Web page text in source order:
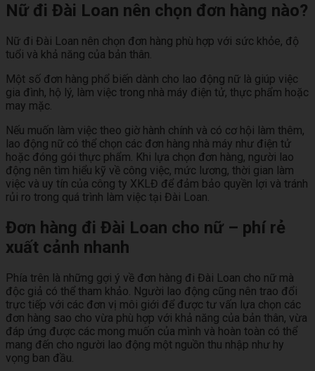
Nữ đi Đài Loan nên chọn đơn hàng nào?
Nữ đi Đài Loan nên chọn đơn hàng phù hợp với sức khỏe, độ
tuổi và khả năng của bản thân.
Một số đơn hàng phổ biến dành cho lao động nữ là giúp việc
gia đình, hộ lý, làm việc trong nhà máy điện tử, thực phẩm hoặc
may mặc.
Nếu muốn làm việc theo giờ hành chính và có cơ hội làm thêm,
lao động nữ có thể chọn các đơn hàng nhà máy như điện tử
hoặc đóng gói thực phẩm. Khi lựa chọn đơn hàng, người lao
động nên tìm hiểu kỹ về công việc, mức lương, thời gian làm
việc và uy tín của công ty XKLĐ để đảm bảo quyền lợi và tránh
rủi ro trong quá trình làm việc tại Đài Loan.
Đơn hàng đi Đài Loan cho nữ – phí rẻ
xuất cảnh nhanh
Phía trên là những gợi ý về đơn hàng đi Đài Loan cho nữ mà
độc giả có thể tham khảo. Người lao động cũng nên trao đổi
trực tiếp với các đơn vị môi giới để được tư vấn lựa chọn các
đơn hàng sao cho vừa phù hợp với khả năng của bản thân, vừa
đáp ứng được các mong muốn của mình và hoàn toàn có thể
mang đến cho người lao động một nguồn thu nhập như hy
vọng ban đầu.